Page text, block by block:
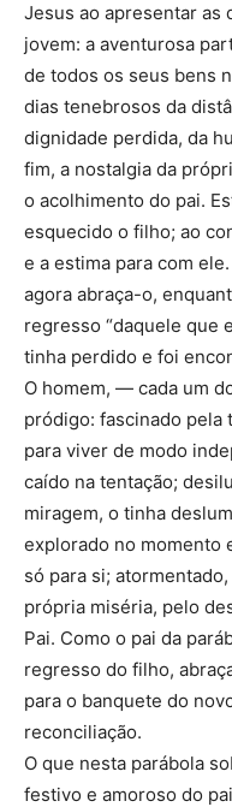
Jesus ao apresentar as
jovem: a aventurosa
de todos os seus bens
dias tenebrosos da
dignidade perdida, da
fim, a nostalgia da
o acolhimento do pai.
esquecido o filho; ao
e a estima para com
agora abraça-o,
regresso “daquele que
tinha perdido e foi
O homem, — cada um
pródigo: fascinado pela
para viver de modo
caído na tentação;
miragem, o tinha
explorado no momento
só para si;
própria miséria, pelo
Pai. Como o pai da
regresso do filho,
para o banquete do
reconciliação.
O que nesta parábola
festivo e amoroso do